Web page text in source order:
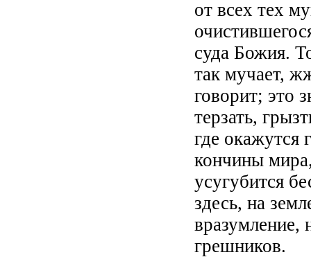
от всех тех
суда Божия.
так мучает,
говорит; это
терзать,
где окажутся
кончины
усугубится
здесь, на
вразумление,
грешников.